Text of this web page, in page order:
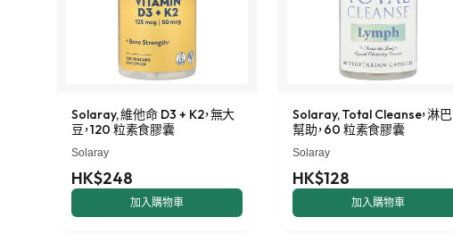
Solaray, 維他命 D3 + K2，無大
豆，120 粒素食膠囊
Solaray
HK$248
加入購物車
Solaray, Total Cleanse，淋巴
幫助，60 粒素食膠囊
Solaray
HK$128
加入購物車